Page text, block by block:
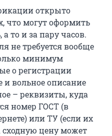
открыто
что могут оформить
то и за пару часов.
не требуется вообще
минимум
о регистрации
вольное описание
– реквизиты, куда
номер ГОСТ (в
или ТУ (если их
сходную цену может